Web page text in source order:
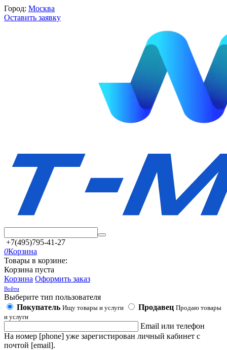
Город: Москва
Оставить заявку
+7(495)795-41-27
0Корзина
Товары в корзине:
Корзина пуста
Корзина Оформить заказ
Войти
Выберите тип пользователя
Покупатель Ищу товары и услуги Продавец Продаю товары
и услуги
Email или телефон
На номер [phone] уже зарегистирован личный кабинет с
почтой [email].